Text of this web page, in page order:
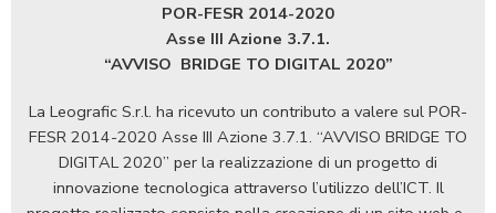
POR-FESR 2014-2020
Asse III Azione 3.7.1.
“AVVISO BRIDGE TO DIGITAL 2020”
La Leografic S.r.l. ha ricevuto un contributo a valere sul POR-
FESR 2014-2020 Asse III Azione 3.7.1. “AVVISO BRIDGE TO
DIGITAL 2020” per la realizzazione di un progetto di
innovazione tecnologica attraverso l’utilizzo dell’ICT. Il